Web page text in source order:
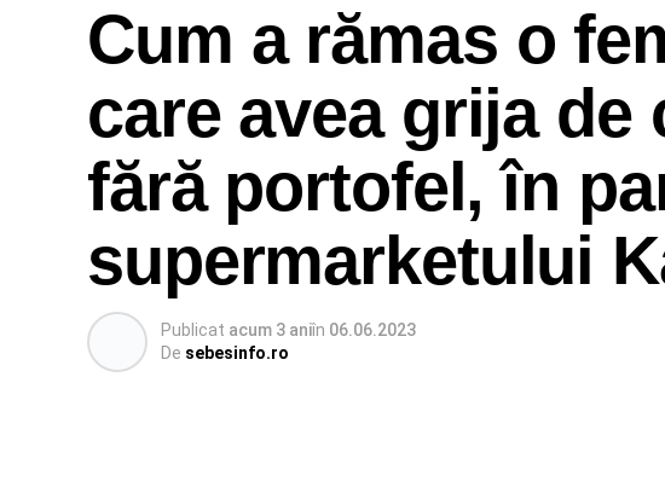
Cum a rămas o
care avea grija
fără portofel, în
supermarketului
Publicat acum 3 aniîn 06.06.2023
De sebesinfo.ro